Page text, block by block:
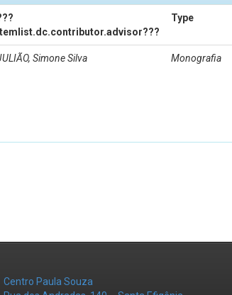
Type
Simone Silva Monografia
Centro Paula Souza